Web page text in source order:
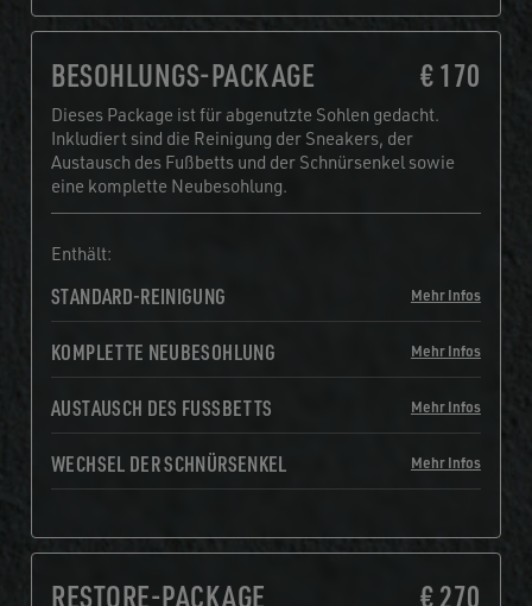
BESOHLUNGS-PACKAGE € 170
Dieses Package ist für abgenutzte Sohlen gedacht.
Inkludiert sind die Reinigung der Sneakers, der
Austausch des Fußbetts und der Schnürsenkel sowie
eine komplette Neubesohlung.
Enthält:
STANDARD-REINIGUNG Mehr Infos
KOMPLETTE NEUBESOHLUNG Mehr Infos
AUSTAUSCH DES FUSSBETTS Mehr Infos
WECHSEL DER SCHNÜRSENKEL Mehr Infos
RESTORE-PACKAGE € 270